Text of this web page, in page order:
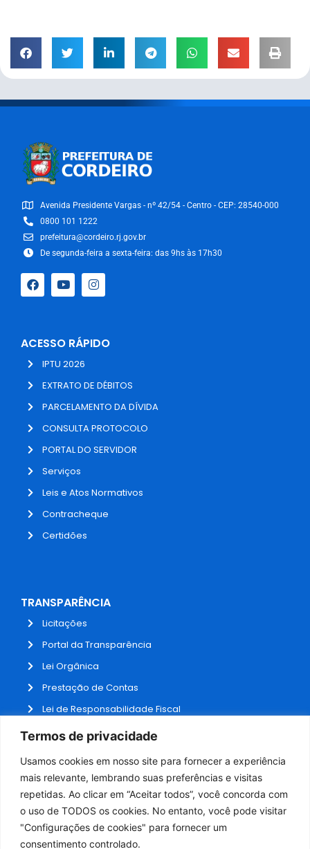
Termos de privacidade
Usamos cookies em nosso site para fornecer a experiência
mais relevante, lembrando suas preferências e visitas
repetidas. Ao clicar em “Aceitar todos”, você concorda com
o uso de TODOS os cookies. No entanto, você pode visitar
"Configurações de cookies" para fornecer um
consentimento controlado.
Avenida Presidente Vargas - nº 42/54 - Centro - CEP: 28540-000
0800 101 1222
prefeitura@cordeiro.rj.gov.br
De segunda-feira a sexta-feira: das 9hs às 17h30
ACESSO RÁPIDO
IPTU 2026
EXTRATO DE DÉBITOS
PARCELAMENTO DA DÍVIDA
CONSULTA PROTOCOLO
PORTAL DO SERVIDOR
Serviços
Leis e Atos Normativos
Contracheque
Certidões
TRANSPARÊNCIA
Licitações
Portal da Transparência
Lei Orgânica
Prestação de Contas
Lei de Responsabilidade Fiscal
Receitas e Despesas
Fale Conosco
ADMINISTRAÇÃO
Webmail